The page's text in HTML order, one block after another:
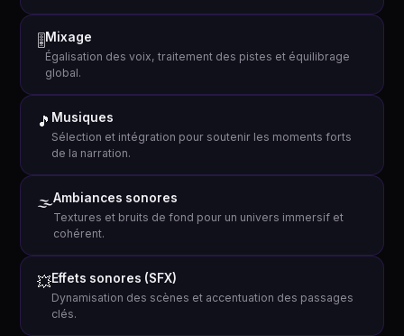
🎚️ Mixage
Égalisation des voix, traitement des pistes et équilibrage
global.
🎵 Musiques
Sélection et intégration pour soutenir les moments forts
de la narration.
🌫️Ambiances sonores
Textures et bruits de fond pour un univers immersif et
cohérent.
💥Effets sonores (SFX)
Dynamisation des scènes et accentuation des passages
clés.